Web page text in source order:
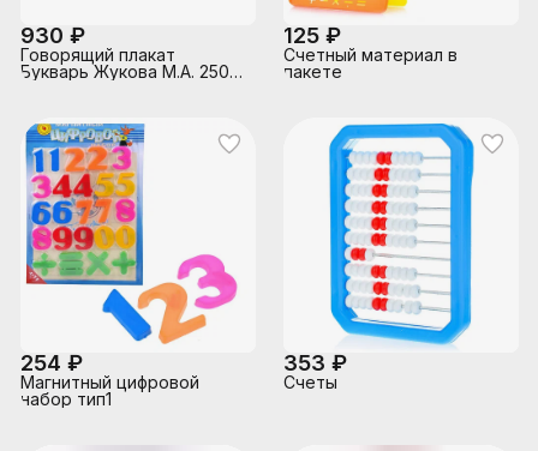
930 ₽
Говорящий плакат
Букварь Жукова М.А. 250
125 ₽
Счетный материал в
пакете
254 ₽
Магнитный цифровой
набор тип1
353 ₽
Счеты